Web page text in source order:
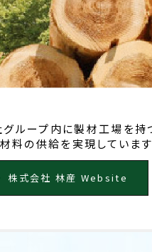
ループ内に製材工場を持
料の供給を実現しています
株式会社 林産 Website